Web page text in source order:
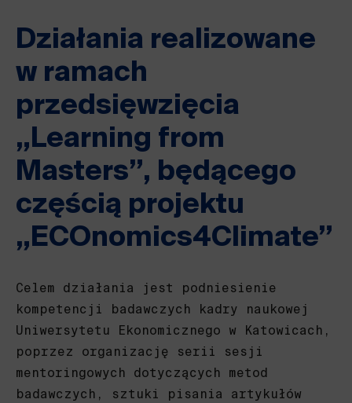
Działania realizowane
w ramach
przedsięwzięcia
„Learning from
Masters”, będącego
częścią projektu
„ECOnomics4Climate”
Celem działania jest podniesienie
kompetencji badawczych kadry naukowej
Uniwersytetu Ekonomicznego w Katowicach,
poprzez organizację serii sesji
mentoringowych dotyczących metod
badawczych, sztuki pisania artykułów